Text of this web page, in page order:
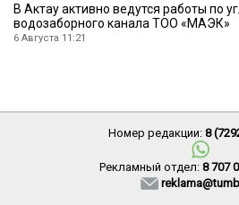
В Актау активно ведутся работы по
водозаборного канала ТОО «МАЭК»
6 Августа 11:21
Номер редакции: 8
Рекламный отдел: 8 707